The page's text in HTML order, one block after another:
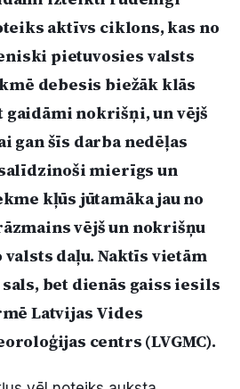
mums
Kontakti
YouTube
aktīvs ciklons, kas no
pietuvosies valsts
debesis biežāk klās
gaidāmi nokrišņi, un vējš
gan šīs darba nedēļas
mierīgs un
kļūs jūtamāka jau no
vējš un nokrišņu
daļu. Naktīs vietām
bet dienās gaiss iesils
Latvijas Vides
centrs (LVGMC).